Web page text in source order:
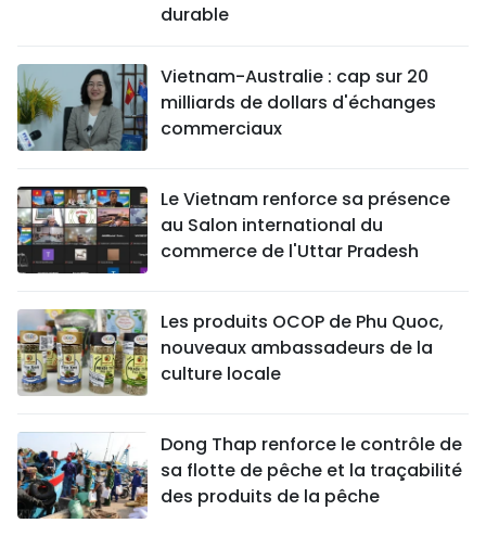
durable
Vietnam-Australie : cap sur 20
milliards de dollars d'échanges
commerciaux
Le Vietnam renforce sa présence
au Salon international du
commerce de l'Uttar Pradesh
Les produits OCOP de Phu Quoc,
nouveaux ambassadeurs de la
culture locale
Dong Thap renforce le contrôle de
sa flotte de pêche et la traçabilité
des produits de la pêche